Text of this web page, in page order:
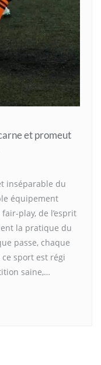
et promeut
inséparable du
équipement
play, de l’esprit
la pratique du
passe, chaque
sport est régi
saine,…